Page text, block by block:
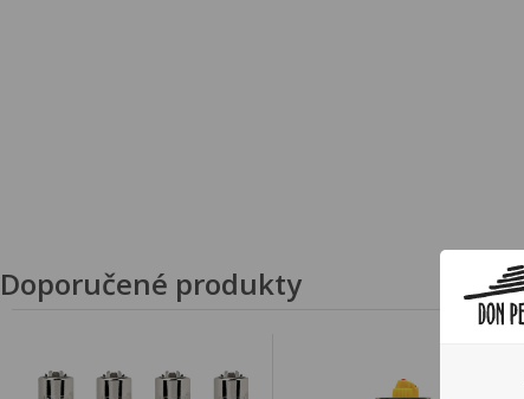
Doporučené produkty